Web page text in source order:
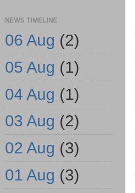
NEWS TIMELINE
06 Aug (2)
05 Aug (1)
04 Aug (1)
03 Aug (2)
02 Aug (3)
01 Aug (3)